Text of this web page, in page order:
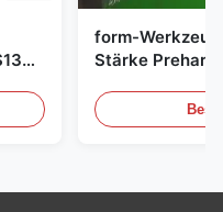
form-
Stärke